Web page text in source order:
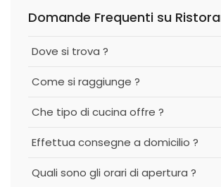
Domande Frequenti su
Dove si trova ?
Come si raggiunge ?
Che tipo di cucina offre ?
Effettua consegne a domicilio ?
Quali sono gli orari di apertura ?